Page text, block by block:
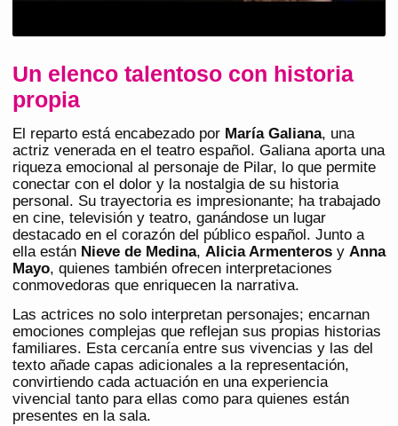
Un elenco talentoso con historia
propia
El reparto está encabezado por María Galiana, una
actriz venerada en el teatro español. Galiana aporta una
riqueza emocional al personaje de Pilar, lo que permite
conectar con el dolor y la nostalgia de su historia
personal. Su trayectoria es impresionante; ha trabajado
en cine, televisión y teatro, ganándose un lugar
destacado en el corazón del público español. Junto a
ella están Nieve de Medina, Alicia Armenteros y Anna
Mayo, quienes también ofrecen interpretaciones
conmovedoras que enriquecen la narrativa.
Las actrices no solo interpretan personajes; encarnan
emociones complejas que reflejan sus propias historias
familiares. Esta cercanía entre sus vivencias y las del
texto añade capas adicionales a la representación,
convirtiendo cada actuación en una experiencia
vivencial tanto para ellas como para quienes están
presentes en la sala.